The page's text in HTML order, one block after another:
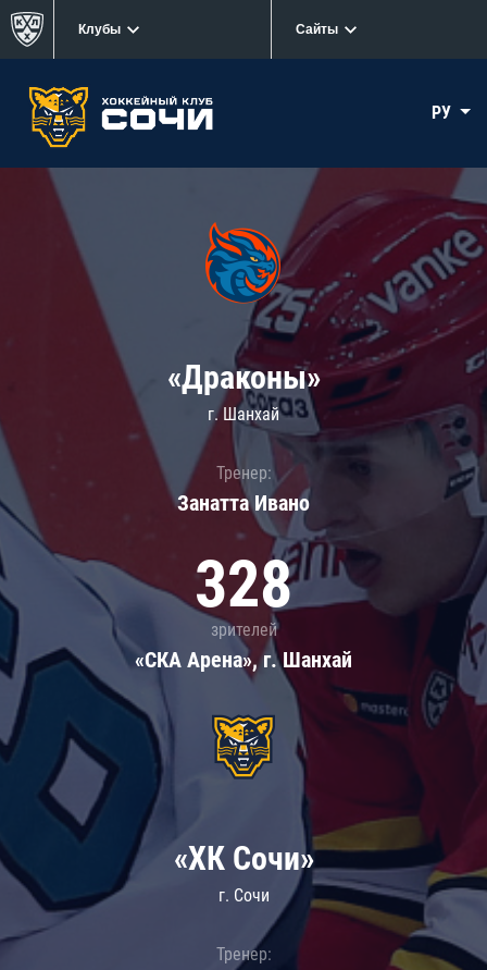
Клубы Сайты
РУ
«Драконы»
г. Шанхай
Тренер:
Занатта Иванo
328
зрителей
«СКА Арена», г. Шанхай
«ХК Сочи»
г. Сочи
Тренер: